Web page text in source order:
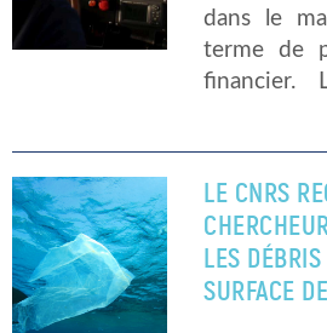
dans le
terme de
financier.
spécialisé
ministère
LE CNRS
LES
SURFACE